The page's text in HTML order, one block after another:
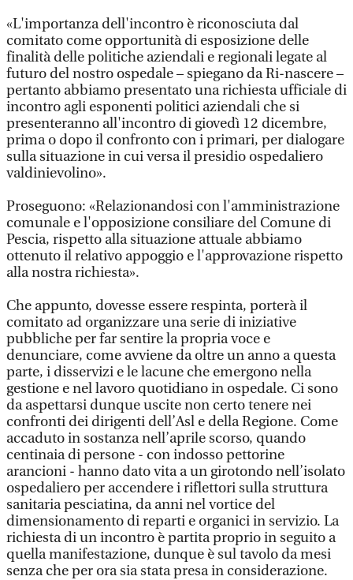
«L'importanza dell'incontro è riconosciuta dal
comitato come opportunità di esposizione delle
finalità delle politiche aziendali e regionali legate al
futuro del nostro ospedale – spiegano da Ri-nascere –
pertanto abbiamo presentato una richiesta ufficiale di
incontro agli esponenti politici aziendali che si
presenteranno all'incontro di giovedì 12 dicembre,
prima o dopo il confronto con i primari, per dialogare
sulla situazione in cui versa il presidio ospedaliero
valdinievolino».
Proseguono: «Relazionandosi con l'amministrazione
comunale e l'opposizione consiliare del Comune di
Pescia, rispetto alla situazione attuale abbiamo
ottenuto il relativo appoggio e l'approvazione rispetto
alla nostra richiesta».
Che appunto, dovesse essere respinta, porterà il
comitato ad organizzare una serie di iniziative
pubbliche per far sentire la propria voce e
denunciare, come avviene da oltre un anno a questa
parte, i disservizi e le lacune che emergono nella
gestione e nel lavoro quotidiano in ospedale. Ci sono
da aspettarsi dunque uscite non certo tenere nei
confronti dei dirigenti dell’Asl e della Regione. Come
accaduto in sostanza nell’aprile scorso, quando
centinaia di persone - con indosso pettorine
arancioni - hanno dato vita a un girotondo nell’isolato
ospedaliero per accendere i riflettori sulla struttura
sanitaria pesciatina, da anni nel vortice del
dimensionamento di reparti e organici in servizio. La
richiesta di un incontro è partita proprio in seguito a
quella manifestazione, dunque è sul tavolo da mesi
senza che per ora sia stata presa in considerazione.